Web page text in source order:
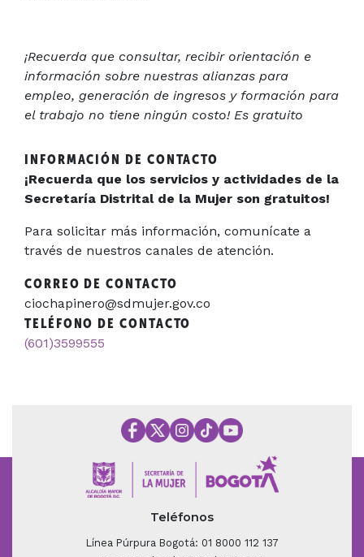
¡Recuerda que consultar, recibir orientación e
información sobre nuestras alianzas para
empleo, generación de ingresos y formación para
el trabajo no tiene ningún costo! Es gratuito
INFORMACIÓN DE CONTACTO
¡Recuerda que los servicios y actividades de la
Secretaría Distrital de la Mujer son gratuitos!
Para solicitar más información, comunícate a
través de nuestros canales de atención.
CORREO DE CONTACTO
ciochapinero@sdmujer.gov.co
TELÉFONO DE CONTACTO
(601)3599555
Teléfonos
Línea Púrpura Bogotá: 01 8000 112 137